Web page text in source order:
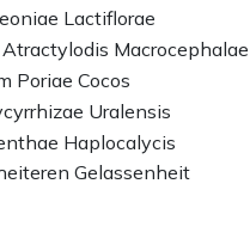
Lactiflorae
Macrocephalae
Poriae Cocos
Uralensis
Haplocalycis
Gelassenheit